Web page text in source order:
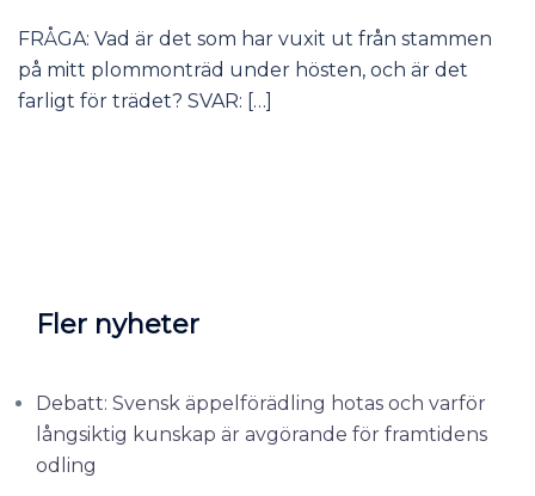
FRÅGA: Vad är det som har vuxit ut från stammen
på mitt plommonträd under hösten, och är det
farligt för trädet? SVAR: […]
Fler nyheter
Debatt: Svensk äppelförädling hotas och varför
långsiktig kunskap är avgörande för framtidens
odling